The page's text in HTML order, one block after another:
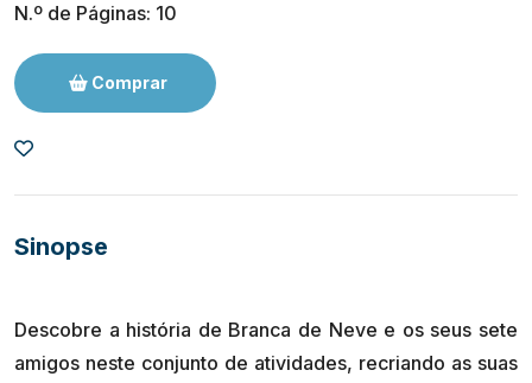
N.º de Páginas: 10
Comprar
Sinopse
Descobre a história de Branca de Neve e os seus sete
amigos neste conjunto de atividades, recriando as suas